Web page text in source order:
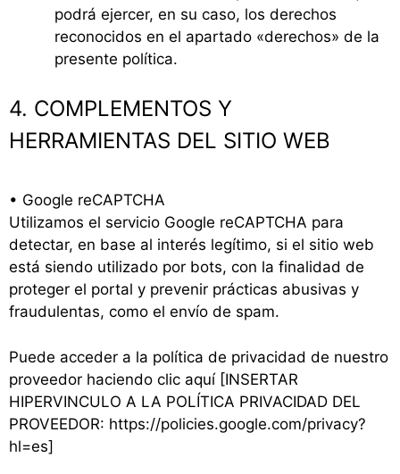
podrá ejercer, en su caso, los derechos
reconocidos en el apartado «derechos» de la
presente política.
4. COMPLEMENTOS Y
HERRAMIENTAS DEL SITIO WEB
• Google reCAPTCHA
Utilizamos el servicio Google reCAPTCHA para
detectar, en base al interés legítimo, si el sitio web
está siendo utilizado por bots, con la finalidad de
proteger el portal y prevenir prácticas abusivas y
fraudulentas, como el envío de spam.
Puede acceder a la política de privacidad de nuestro
proveedor haciendo clic aquí [INSERTAR
HIPERVINCULO A LA POLÍTICA PRIVACIDAD DEL
PROVEEDOR: https://policies.google.com/privacy?
hl=es]